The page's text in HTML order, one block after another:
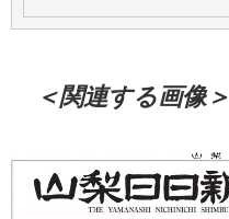
＜関連する画像＞